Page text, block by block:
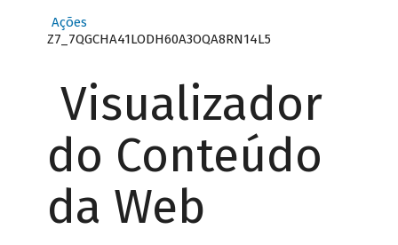
Ações
Z7_7QGCHA41LODH60A3OQA8RN14L5
Visualizador
do Conteúdo
da Web